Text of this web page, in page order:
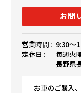
お問
営業時間 : 9:30〜
定休日 :
毎週火
長野県
お車のご購入